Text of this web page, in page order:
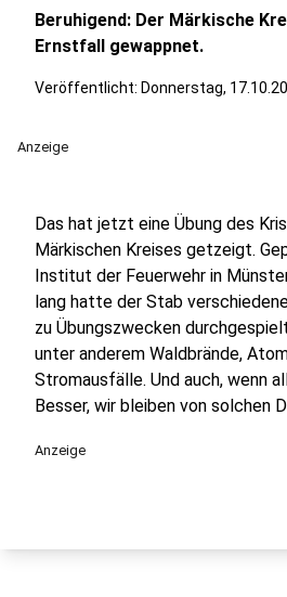
Beruhigend: Der Märkische
Ernstfall gewappnet.
Veröffentlicht: Donnerstag,
Anzeige
Das hat jetzt eine Übung des
Märkischen Kreises getzeigt.
Institut der Feuerwehr in
lang hatte der Stab
zu Übungszwecken
unter anderem Waldbrände,
Stromausfälle. Und auch, wenn
Besser, wir bleiben von solchen
Anzeige